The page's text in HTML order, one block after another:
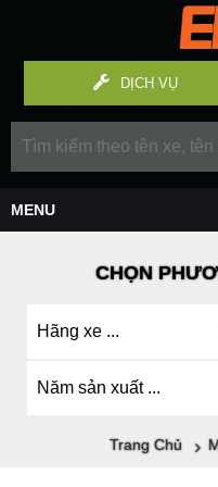
DỊCH VỤ
CHỌN
Trang Chủ